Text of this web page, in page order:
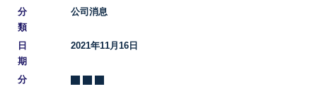
分
類
公司消息
日
期
2021年11月16日
分